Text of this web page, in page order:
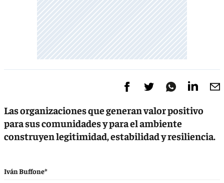
Las organizaciones que generan valor positivo
para sus comunidades y para el ambiente
construyen legitimidad, estabilidad y resiliencia.
Iván Buffone*